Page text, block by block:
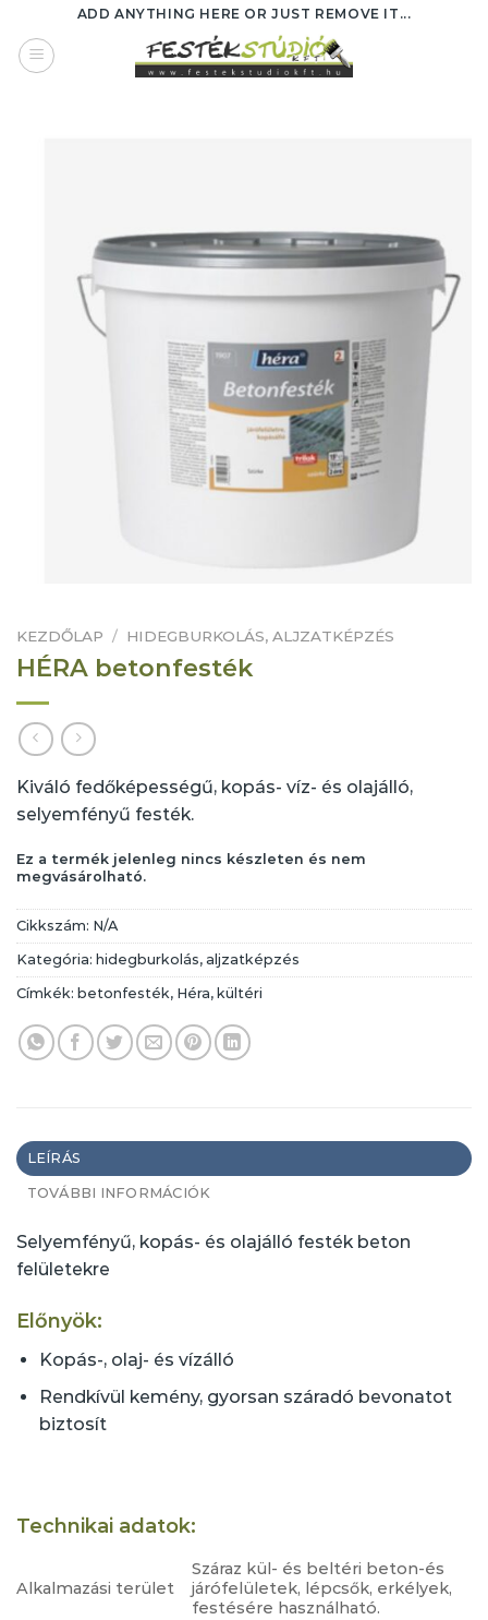
content
ADD ANYTHING HERE OR JUST REMOVE IT...
KEZDŐLAP / HIDEGBURKOLÁS, ALJZATKÉPZÉS
HÉRA betonfesték
Kiváló fedőképességű, kopás- víz- és olajálló,
selyemfényű festék.
Ez a termék jelenleg nincs készleten és nem
megvásárolható.
Cikkszám: N/A
Kategória: hidegburkolás, aljzatképzés
Címkék: betonfesték, Héra, kültéri
LEÍRÁS
TOVÁBBI INFORMÁCIÓK
Selyemfényű, kopás- és olajálló festék beton
felületekre
Előnyök:
Kopás-, olaj- és vízálló
​Rendkívül kemény, gyorsan száradó bevonatot
biztosít
Technikai adatok:
Alkalmazási terület
Száraz kül- és beltéri beton-és
járófelületek, lépcsők, erkélyek,
festésére használható.